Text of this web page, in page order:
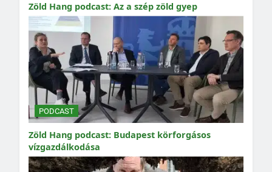
Zöld Hang podcast: Az a szép zöld gyep
PODCAST
Zöld Hang podcast: Budapest körforgásos
vízgazdálkodása